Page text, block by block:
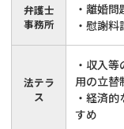
弁護士
事務所
・離婚
・慰謝
法テラ
ス
・収入
用の立替
・経済
すめ